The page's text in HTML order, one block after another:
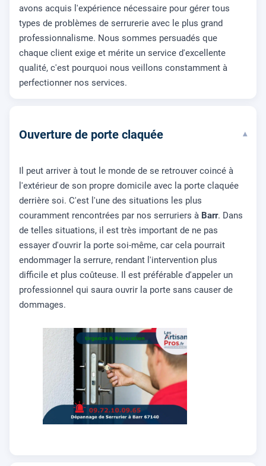
avons acquis l'expérience nécessaire pour gérer tous
types de problèmes de serrurerie avec le plus grand
professionnalisme. Nous sommes persuadés que
chaque client exige et mérite un service d'excellente
qualité, c'est pourquoi nous veillons constamment à
perfectionner nos services.
Ouverture de porte claquée ▾
Il peut arriver à tout le monde de se retrouver coincé à
l'extérieur de son propre domicile avec la porte claquée
derrière soi. C'est l'une des situations les plus
couramment rencontrées par nos serruriers à Barr. Dans
de telles situations, il est très important de ne pas
essayer d'ouvrir la porte soi-même, car cela pourrait
endommager la serrure, rendant l'intervention plus
difficile et plus coûteuse. Il est préférable d'appeler un
professionnel qui saura ouvrir la porte sans causer de
dommages.